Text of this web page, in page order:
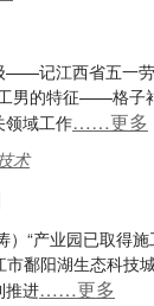
记江西省五一
男的特征——格子
领域工作……更多
术
“产业园已取得
鄱阳湖生态科技
推进……更多